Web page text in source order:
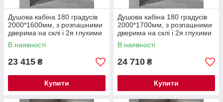
Душова кабіна 180 градусів
2000*1600мм, з розпашними
дверима на склі і 2я глухими
частинами
В наявності
23 415 ₴
Купити
Душова кабіна 180 градусів
2000*1700мм, з розпашними
дверима на склі і 2я глухими
частинами
В наявності
24 710 ₴
Купити